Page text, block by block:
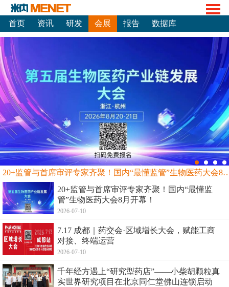
首页 资讯 研发 会展 报告 数据库
20+监管与首席审评专家齐聚！国内“最
20+监管与首席审评专家齐聚！国内“最懂监
管”生物医药大会8月开幕！
2026-07-10
7.17 成都｜药交会·区域增长大会，赋能工商
对接、终端运营
2026-07-10
千年经方遇上“研究型药店”——小柴胡颗粒真
实世界研究项目在北京同仁堂佛山连锁启动